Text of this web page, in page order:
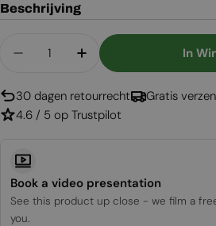
Beschrijving
Aantal Verlagen Voor Cool
Aantal Verhogen
In
30 dagen retourrecht
Gratis
4.6 / 5 op Trustpilot
Book a video presentation
See this product up close - we film a
you.